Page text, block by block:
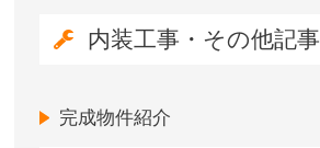
内装工事・その他記事
完成物件紹介